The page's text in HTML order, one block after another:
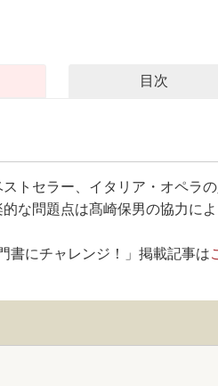
目次
トセラー、イタリア・オペラ
な問題点は髙崎保男の協力に
書にチャレンジ！」掲載記事は